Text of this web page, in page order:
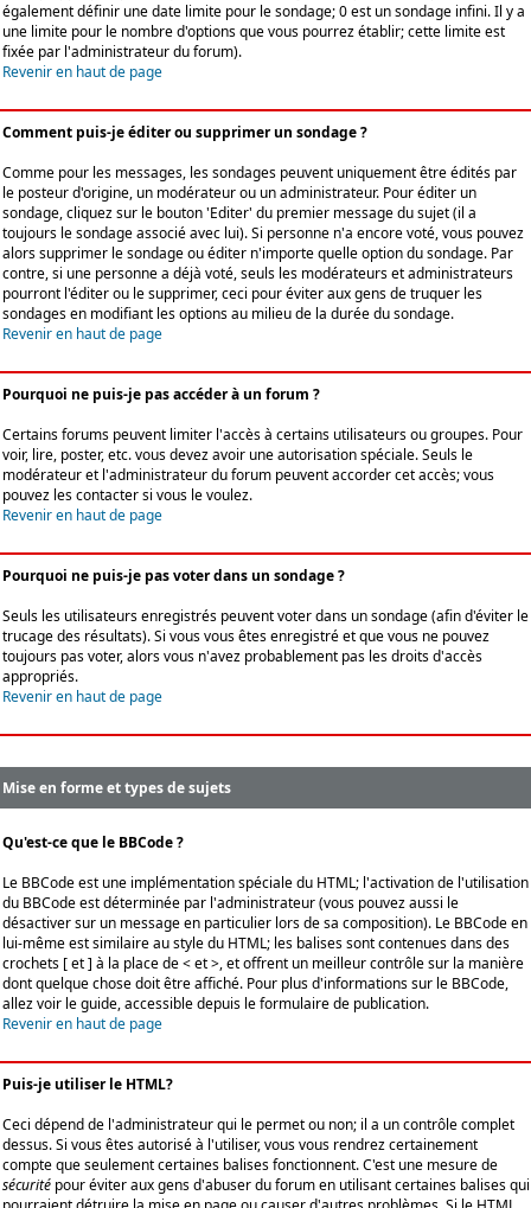
également définir une date limite pour le sondage; 0 est un sondage infini. Il y a
une limite pour le nombre d'options que vous pourrez établir; cette limite est
fixée par l'administrateur du forum).
Revenir en haut de page
Comment puis-je éditer ou supprimer un sondage ?
Comme pour les messages, les sondages peuvent uniquement être édités par
le posteur d'origine, un modérateur ou un administrateur. Pour éditer un
sondage, cliquez sur le bouton 'Editer' du premier message du sujet (il a
toujours le sondage associé avec lui). Si personne n'a encore voté, vous pouvez
alors supprimer le sondage ou éditer n'importe quelle option du sondage. Par
contre, si une personne a déjà voté, seuls les modérateurs et administrateurs
pourront l'éditer ou le supprimer, ceci pour éviter aux gens de truquer les
sondages en modifiant les options au milieu de la durée du sondage.
Revenir en haut de page
Pourquoi ne puis-je pas accéder à un forum ?
Certains forums peuvent limiter l'accès à certains utilisateurs ou groupes. Pour
voir, lire, poster, etc. vous devez avoir une autorisation spéciale. Seuls le
modérateur et l'administrateur du forum peuvent accorder cet accès; vous
pouvez les contacter si vous le voulez.
Revenir en haut de page
Pourquoi ne puis-je pas voter dans un sondage ?
Seuls les utilisateurs enregistrés peuvent voter dans un sondage (afin d'éviter le
trucage des résultats). Si vous vous êtes enregistré et que vous ne pouvez
toujours pas voter, alors vous n'avez probablement pas les droits d'accès
appropriés.
Revenir en haut de page
Mise en forme et types de sujets
Qu'est-ce que le BBCode ?
Le BBCode est une implémentation spéciale du HTML; l'activation de l'utilisation
du BBCode est déterminée par l'administrateur (vous pouvez aussi le
désactiver sur un message en particulier lors de sa composition). Le BBCode en
lui-même est similaire au style du HTML; les balises sont contenues dans des
crochets [ et ] à la place de < et >, et offrent un meilleur contrôle sur la manière
dont quelque chose doit être affiché. Pour plus d'informations sur le BBCode,
allez voir le guide, accessible depuis le formulaire de publication.
Revenir en haut de page
Puis-je utiliser le HTML?
Ceci dépend de l'administrateur qui le permet ou non; il a un contrôle complet
dessus. Si vous êtes autorisé à l'utiliser, vous vous rendrez certainement
compte que seulement certaines balises fonctionnent. C'est une mesure de
sécurité pour éviter aux gens d'abuser du forum en utilisant certaines balises qui